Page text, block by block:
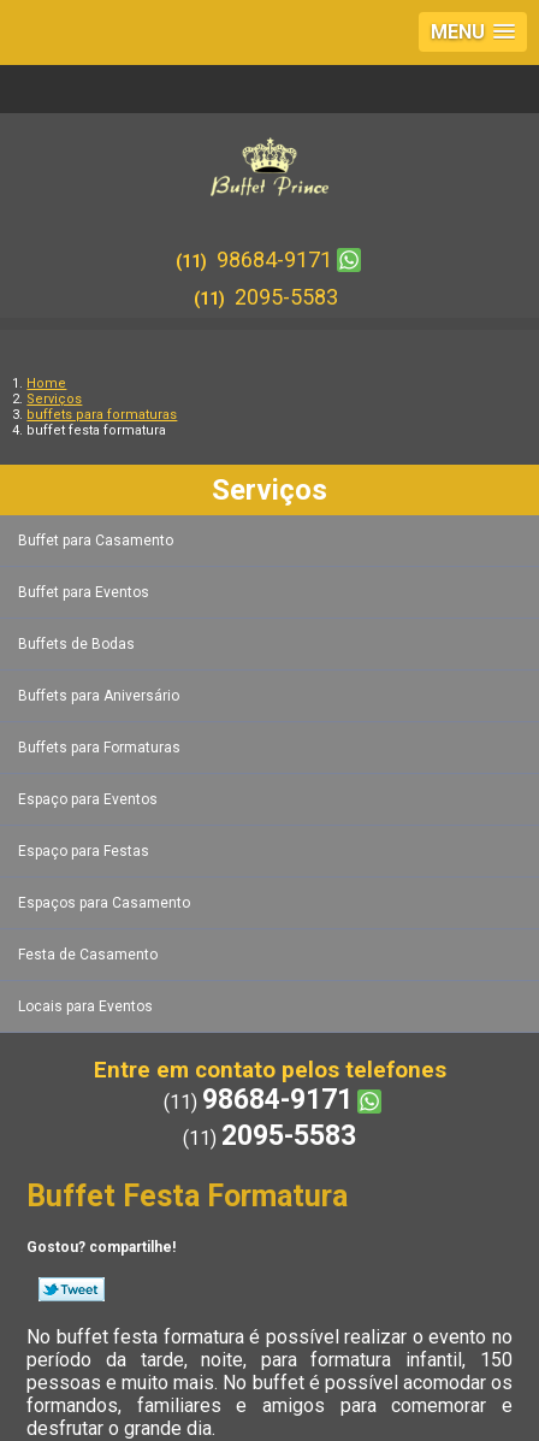
MENU
(11) 98684-9171
(11) 2095-5583
Home
Serviços
buffets para formaturas
buffet festa formatura
Serviços
Buffet para Casamento
Buffet para Eventos
Buffets de Bodas
Buffets para Aniversário
Buffets para Formaturas
Espaço para Eventos
Espaço para Festas
Espaços para Casamento
Festa de Casamento
Locais para Eventos
Entre em contato pelos telefones
(11) 98684-9171
(11) 2095-5583
Buffet Festa Formatura
Gostou? compartilhe!
No buffet festa formatura é possível realizar o evento no
período da tarde, noite, para formatura infantil, 150
pessoas e muito mais. No buffet é possível acomodar os
formandos, familiares e amigos para comemorar e
desfrutar o grande dia.